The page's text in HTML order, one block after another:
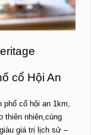
cổ Hội An
cổ hội an 1km,
thiên nhiên,cùng
giá trị lịch sử –